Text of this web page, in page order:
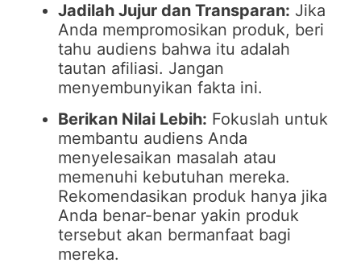
Jadilah Jujur dan Transparan: Jika
Anda mempromosikan produk, beri
tahu audiens bahwa itu adalah
tautan afiliasi. Jangan
menyembunyikan fakta ini.
Berikan Nilai Lebih: Fokuslah untuk
membantu audiens Anda
menyelesaikan masalah atau
memenuhi kebutuhan mereka.
Rekomendasikan produk hanya jika
Anda benar-benar yakin produk
tersebut akan bermanfaat bagi
mereka.